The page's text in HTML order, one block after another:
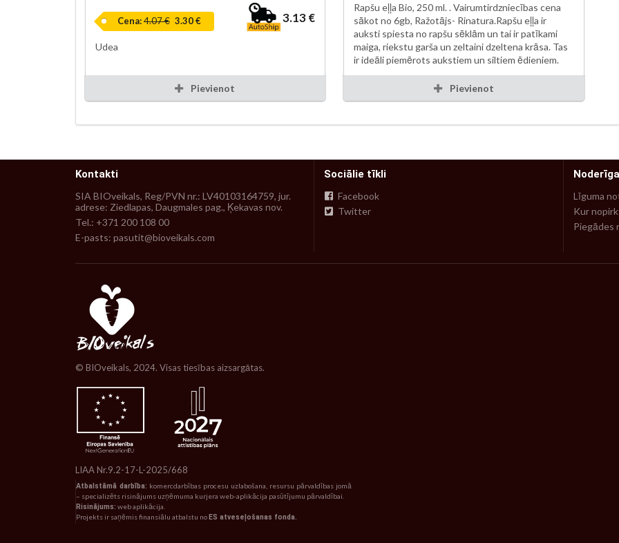
Cena:4.07 € 3.30 € 3.13 €
Udea
Pievienot
Rapšu eļļa Bio, 250 ml. . Vairumtirdzniecības cena
sākot no 6gb, Ražotājs- Rinatura.Rapšu eļļa ir
auksti spiesta no rapšu sēklām un tai ir patīkami
maiga, riekstu garša un zeltaini dzeltena krāsa. Tas
ir ideāli piemērots aukstiem un siltiem ēdieniem.
Pievienot
Kontakti
SIA BIOveikals, Reg/PVN nr.: LV40103164759, jur.
adrese: Ziedlapas, Daugmales pag., Ķekavas nov.
Tel.: +371 200 108 00
E-pasts: pasutit@bioveikals.com
Sociālie tīkli
Facebook
Twitter
Līguma
Kur
Piegādes
© BIOveikals, 2024. Visas tiesības aizsargātas.
LIAA Nr.9.2-17-L-2025/668
Atbalstāmā darbība: komercdarbības procesu uzlabošana, resursu pārvaldības jomā
– specializēts risinājums uzņēmuma kurjera web-aplikācija pasūtījumu pārvaldībai.
Risinājums: web aplikācija.
Projekts ir saņēmis finansiālu atbalstu no ES atveseļošanas fonda.